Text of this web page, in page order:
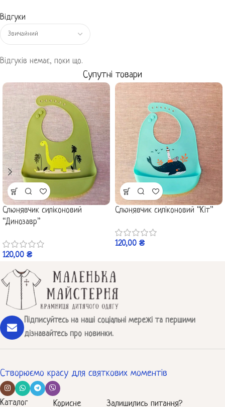
Відгуки
Відгуків немає, поки що.
Супутні товари
Слюнявчик силіконовий
“Динозавр”
120,00 ₴
Слюнявчик силіконовий “Кіт”
120,00 ₴
Підписуйтесь на наші соціальні мережі та першими
дізнавайтесь про новинки.
Створюємо красу для святкових моментів
Каталог Корисне Залишились питання?